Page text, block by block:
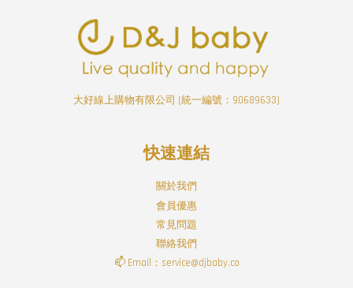
大好線上購物有限公司 (統一編號：90689633)
快速連結
關於我們
會員優惠
常見問題
聯絡我們
📫 Email：service@djbaby.co